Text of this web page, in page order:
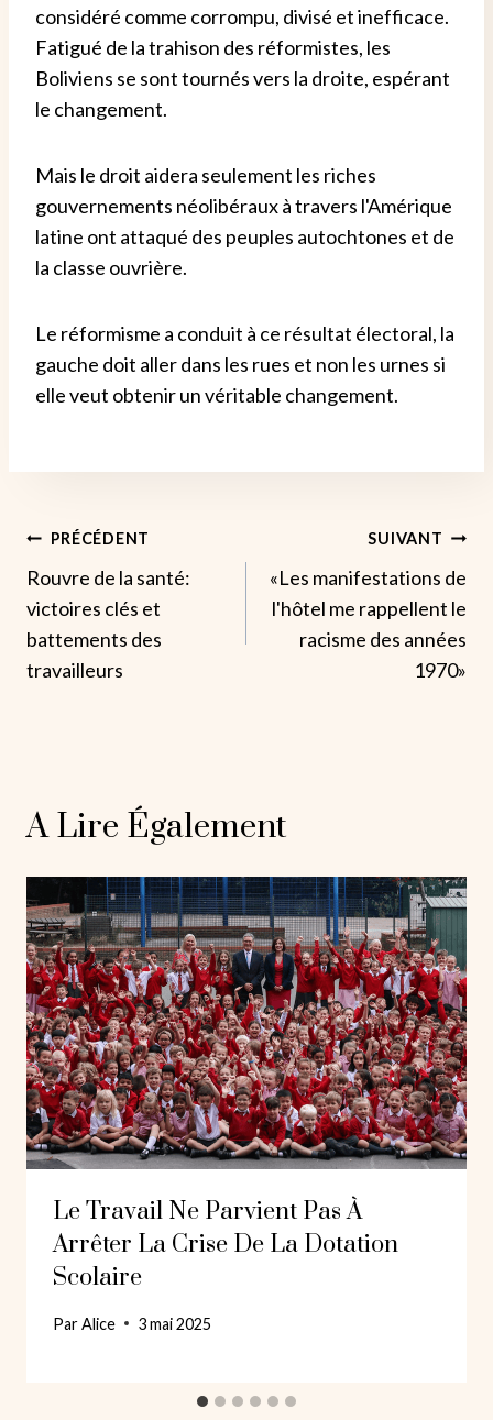
considéré comme corrompu, divisé et inefficace.
Fatigué de la trahison des réformistes, les
Boliviens se sont tournés vers la droite, espérant
le changement.
Mais le droit aidera seulement les riches
gouvernements néolibéraux à travers l'Amérique
latine ont attaqué des peuples autochtones et de
la classe ouvrière.
Le réformisme a conduit à ce résultat électoral, la
gauche doit aller dans les rues et non les urnes si
elle veut obtenir un véritable changement.
Navigation
De
L’article
PRÉCÉDENT
Rouvre de la santé:
victoires clés et
battements des
travailleurs
SUIVANT
«Les manifestations de
l'hôtel me rappellent le
racisme des années
1970»
A Lire Également
Le Travail Ne Parvient Pas À
Arrêter La Crise De La Dotation
Scolaire
ParAlice 3 mai 2025